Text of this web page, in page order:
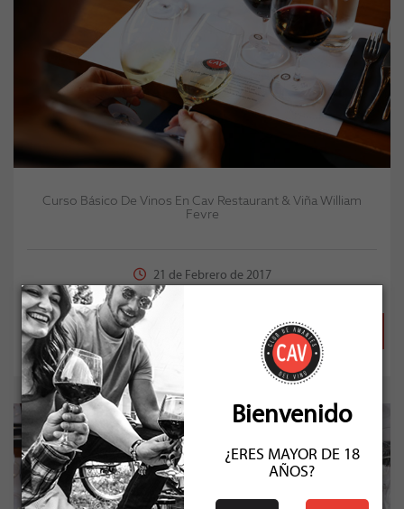
Curso Básico De Vinos En Cav Restaurant & Viña William
Fevre
21 de Febrero de 2017
Bienvenido
¿ERES MAYOR DE 18
AÑOS?